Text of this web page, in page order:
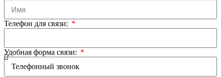
Телефон для связи:
Удобная форма связи: